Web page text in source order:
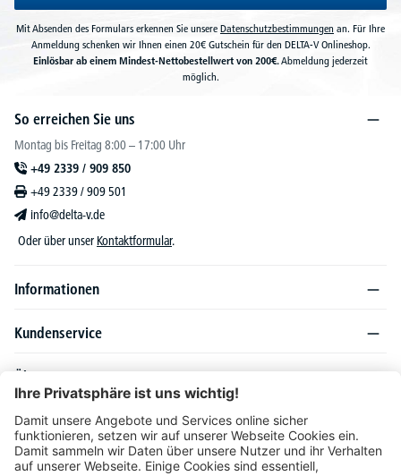
Mit Absenden des Formulars erkennen Sie unsere Datenschutzbestimmungen an. Für Ihre
Anmeldung schenken wir Ihnen einen 20€ Gutschein für den DELTA-V Onlineshop.
Einlösbar ab einem Mindest-Nettobestellwert von 200€.Abmeldung jederzeit
möglich.
So erreichen Sie uns
Montag bis Freitag 8:00 – 17:00 Uhr
+49 2339 / 909 850
+49 2339 / 909 501
info@delta-v.de
Oder über unser Kontaktformular.
Informationen
Kundenservice
Über DELTA-V
Produktsortiment
Ratgeber